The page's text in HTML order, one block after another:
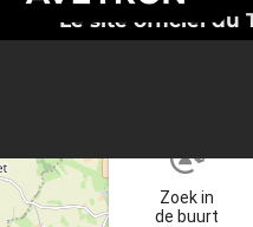
Le site officiel du
Zoek in
de buurt